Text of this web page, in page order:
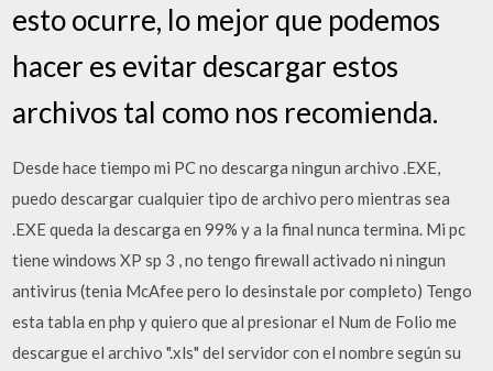
esto ocurre, lo mejor que podemos
hacer es evitar descargar estos
archivos tal como nos recomienda.
Desde hace tiempo mi PC no descarga ningun archivo .EXE,
puedo descargar cualquier tipo de archivo pero mientras sea
.EXE queda la descarga en 99% y a la final nunca termina. Mi pc
tiene windows XP sp 3 , no tengo firewall activado ni ningun
antivirus (tenia McAfee pero lo desinstale por completo) Tengo
esta tabla en php y quiero que al presionar el Num de Folio me
descargue el archivo ".xls" del servidor con el nombre según su